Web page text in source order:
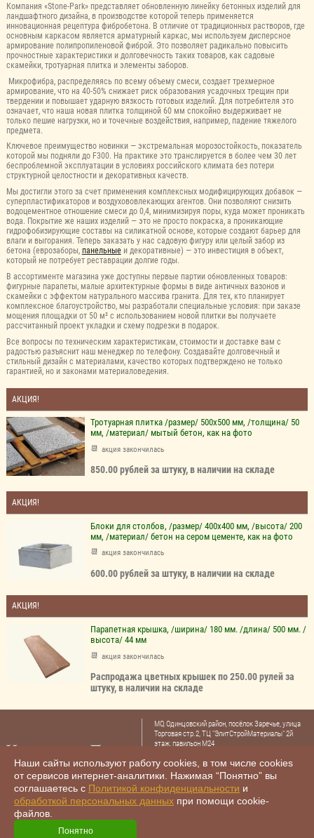
Компания «Stone-Park» представляет обновленную линейку бетонных изделий для
ландшафтного дизайна, в производстве которой теперь применяется
инновационная рецептура фибробетона. В отличие от традиционных растворов, где
основным каркасом является арматурный каркас, мы используем дисперсное
армирование полипропиленовой фиброй. Это позволяет радикально повысить
прочностные характеристики и долговечность таких товаров, как садовые
скамейки, тротуарная плитка и элементы заборов.
Микрофибра, распределяясь по всему объему смеси, создает трехмерное
армирование, что на 40-50% снижает риск образования усадочных трещин при
твердении и повышает ударную вязкость готовых изделий. Для потребителя это
означает, что наша новая плитка толщиной 60 мм спокойно выдерживает не
только пешие нагрузки, но и точечные воздействия, например, падение тяжелого
предмета.
Ключевое преимущество новинки — экстремальная морозостойкость, показатель
которой мы подняли до F300. На практике это транслируется в более чем 30 лет
беспроблемной эксплуатации в условиях российского климата без потери
структурной целостности и декоративных качеств.
Мы достигли этого за счет применения комплексных модифицирующих добавок —
суперпластификаторов и воздухововлекающих агентов. Они позволяют снизить
водоцементное отношение смеси до 0,4, минимизируя поры, куда может проникать
вода. Покрытие же наших изделий — это не просто покраска, а проникающие
гидрофобизирующие составы на силикатной основе, которые создают барьер для
влаги и выгорания. Теперь заказать у нас садовую фигуру или целый забор из
бетона (еврозаборы, панельныеи декоративные) — это инвестиция в объект,
который не потребует реставрации долгие годы.
В ассортименте магазина уже доступны первые партии обновленных товаров:
фигурные парапеты, малые архитектурные формы в виде античных вазонов и
скамейки с эффектом натурального массива гранита. Для тех, кто планирует
комплексное благоустройство, мы разработали специальные условия: при заказе
мощения площадки от 50 м² с использованием новой плитки вы получаете
рассчитанный проект укладки и схему подрезки в подарок.
Все вопросы по техническим характеристикам, стоимости и доставке вам с
радостью разъяснит наш менеджер по телефону. Создавайте долговечный и
стильный дизайн с материалами, качество которых подтверждено не только
гарантией, но и законами материаловедения.
АКЦИЯ!
Тротуарная плитка /размер/ 500х500 мм, /толщина/ 50
мм, /материал/ мытый бетон, как на фото
акция закончилась
850.00 рублей за штуку, в наличии на складе
АКЦИЯ!
Блоки для столбов, /размер/ 400х400 мм, /высота/ 200
мм, /материал/ бетон на сером цементе, как на фото
акция закончилась
600.00 рублей за штуку, в наличии на складе
АКЦИЯ!
Парапетная крышка, /ширина/ 180 мм. /длина/ 500 мм. /
высота/ 44 мм
акция закончилась
Распродажа цветных крышек по 250.00 рулей за
штуку, в наличии на складе
Наши сайты используют работу cookies, в том числе cookies
от сервисов интернет-аналитики. Нажимая “Понятно” вы
соглашаетесь с Политикой конфиденциальности и
обработкой персональных данных при помощи cookie-
файлов.
Понятно
МО, Одинцовский район, посёлок Заречье, улица
Торговая стр.2, ТЦ "ЭлитСтройМатериалы" 2й
этаж, павильон М24
Тел.: +7 (985) 480-47-30
+7 (985) 480-44-78
E-mail: archbeton12@yandex.ru
Imagos.ru: